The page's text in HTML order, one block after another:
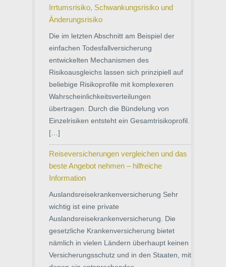
Irrtumsrisiko, Schwankungsrisiko und
Änderungsrisiko
Die im letzten Abschnitt am Beispiel der
einfachen Todesfallversicherung
entwickelten Mechanismen des
Risikoausgleichs lassen sich prinzipiell auf
beliebige Risikoprofile mit komplexeren
Wahrscheinlichkeitsverteilungen
übertragen. Durch die Bündelung von
Einzelrisiken entsteht ein Gesamtrisikoprofil.
[…]
Reiseversicherungen vergleichen und das
beste Angebot nehmen – hilfreiche
Information
Auslandsreisekrankenversicherung Sehr
wichtig ist eine private
Auslandsreisekrankenversicherung. Die
gesetzliche Krankenversicherung bietet
nämlich in vielen Ländern überhaupt keinen
Versicherungsschutz und in den Staaten, mit